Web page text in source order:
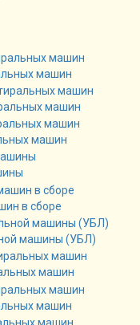
машин
машин
машин
в сборе
машины (УБЛ)
машин
машин